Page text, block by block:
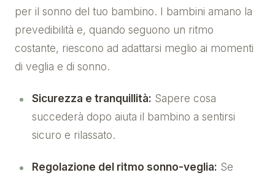
per il sonno del tuo bambino. I bambini amano la
prevedibilità e, quando seguono un ritmo
costante, riescono ad adattarsi meglio ai momenti
di veglia e di sonno.
Sicurezza e tranquillità: Sapere cosa
succederà dopo aiuta il bambino a sentirsi
sicuro e rilassato.
Regolazione del ritmo sonno-veglia: Se